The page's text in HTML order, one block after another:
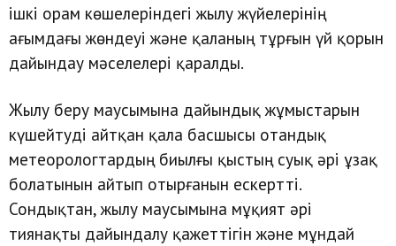
ішкі орам көшелеріндегі жылу жүйелерінің
ағымдағы жөндеуі және қаланың тұрғын үй қорын
дайындау мәселелері қаралды.
Жылу беру маусымына дайындық жұмыстарын
күшейтуді айтқан қала басшысы отандық
метеорологтардың биылғы қыстың суық әрі ұзақ
болатынын айтып отырғанын ескертті.
Сондықтан, жылу маусымына мұқият әрі
тиянақты дайындалу қажеттігін және мұндай